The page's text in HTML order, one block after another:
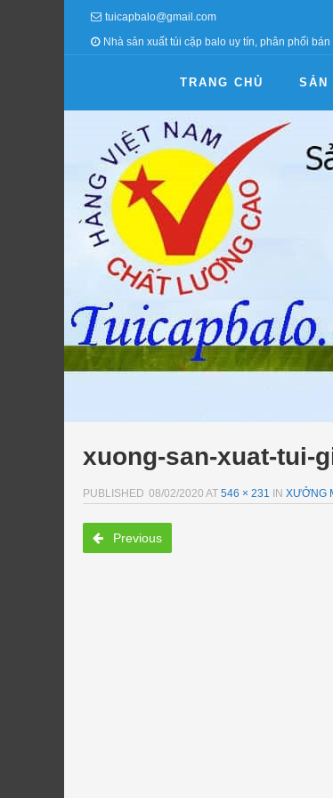
tuicapbalo@gmail.com
Nhà sản xuất túi cặp balo uy tín, phân phối
TRANG CHỦ SẢN
xuong-san-xuat-tui-
PUBLISHED 08/02/2020 AT 546 × 231 IN XƯỞNG
Previous